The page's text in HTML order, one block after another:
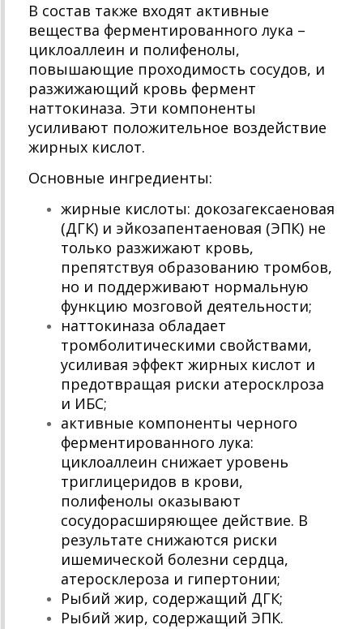
В состав также входят активные
вещества ферментированного лука –
циклоаллеин и полифенолы,
повышающие проходимость сосудов, и
разжижающий кровь фермент
наттокиназа. Эти компоненты
усиливают положительное воздействие
жирных кислот.
Основные ингредиенты:
жирные кислоты: докозагексаеновая
(ДГК) и эйкозапентаеновая (ЭПК) не
только разжижают кровь,
препятствуя образованию тромбов,
но и поддерживают нормальную
функцию мозговой деятельности;
наттокиназа обладает
тромболитическими свойствами,
усиливая эффект жирных кислот и
предотвращая риски атеросклроза
и ИБС;
активные компоненты черного
ферментированного лука:
циклоаллеин снижает уровень
триглицеридов в крови,
полифенолы оказывают
сосудорасширяющее действие. В
результате снижаются риски
ишемической болезни сердца,
атеросклероза и гипертонии;
Рыбий жир, содержащий ДГК;
Рыбий жир, содержащий ЭПК.